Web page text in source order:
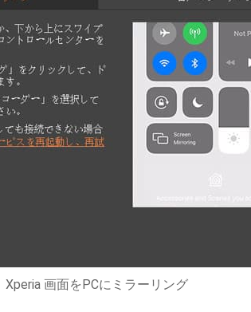
Xperia 画面をPCにミラーリング